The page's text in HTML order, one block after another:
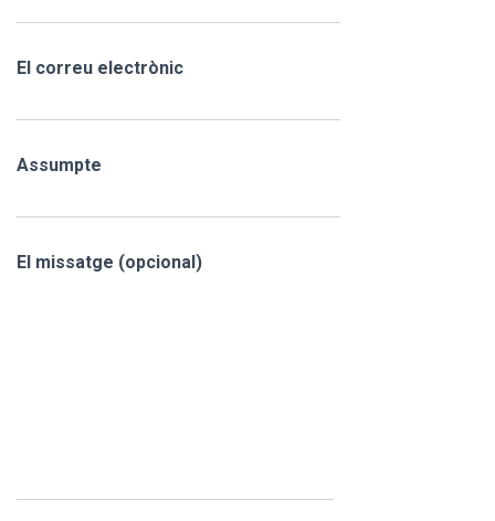
El correu electrònic
Assumpte
El missatge (opcional)